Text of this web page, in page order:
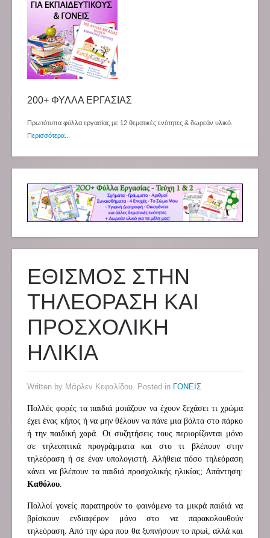
200+ ΦΥΛΛΑ ΕΡΓΑΣΙΑΣ
Πρωτότυπα φύλλα εργασίας με 12 θεματικές ενότητες & δωρεάν υλικό.
Περισσότερα...
ΕΘΙΣΜΟΣ ΣΤΗΝ
ΤΗΛΕΟΡΑΣΗ ΚΑΙ
ΠΡΟΣΧΟΛΙΚΗ
ΗΛΙΚΙΑ
Written by Μάρλεν Κεφαλίδου. Posted in ΓΟΝΕΙΣ
Πολλές φορές τα παιδιά μοιάζουν να έχουν ξεχάσει τι χρώμα
έχει ένας κήπος ή να μην θέλουν να πάνε μια βόλτα στο πάρκο
ή την παιδική χαρά. Οι συζητήσεις τους περιορίζονται μόνο
σε τηλεοπτικά προγράμματα και στο τι βλέπουν στην
τηλεόραση ή σε έναν υπολογιστή. Αλήθεια πόσο τηλεόραση
κάνει να βλέπουν τα παιδιά προσχολικής ηλικίας; Απάντηση:
Καθόλου.
Πολλοί γονείς παρατηρούν το φαινόμενο τα μικρά παιδιά να
βρίσκουν ενδιαφέρον μόνο στο να παρακολουθούν
τηλεόραση. Από την ώρα που θα ξυπνήσουν το πρωί, αλλά και